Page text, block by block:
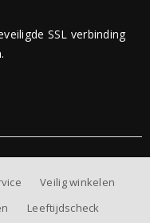
SSL verbinding
Veilig winkelen
Leeftijdscheck